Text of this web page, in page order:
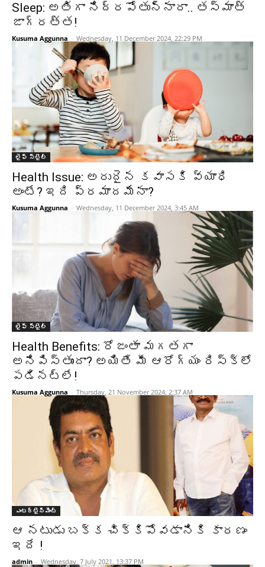
Sleep: అతిగా నిద్రపోతున్నారా.. తస్మాత్
జాగ్రత్త!
Kusuma Aggunna - Wednesday, 11 December 2024, 22:29 PM
లైఫ్ స్టైల్
Health Issue: అరుదైన కవాసకి వ్యాధి
అంటే? ఇది ప్రమాదమేనా?
Kusuma Aggunna - Wednesday, 11 December 2024, 3:45 AM
లైఫ్ స్టైల్
Health Benefits: రోజంతా మగతగా
అనిపిస్తుందా? అయితే మీ ఆరోగ్యం రిస్క్‌లో
పడినట్లే!
Kusuma Aggunna - Thursday, 21 November 2024, 2:37 AM
ఎంటర్టైన్మెంట్
ఆ నటుడు బక్క చిక్కిపోవడానికి కారణం
ఇదే !
admin - Wednesday, 7 July 2021, 13:37 PM